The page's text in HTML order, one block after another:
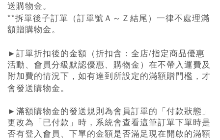
送購物金。
**拆單後子訂單（訂單號Ａ～Ｚ結尾）一律不處理滿
額贈購物金。
► 訂單折扣後的金額（折扣含：全店/指定商品優惠
活動、會員分級默認優惠、購物金）在不帶入運費及
附加費的情況下，如有達到所設定的滿額贈門檻，才
會發送購物金。
► 滿額購物金的發送規則為會員訂單的「付款狀態」
更改為「已付款」時，系統會查看這筆訂單下單時是
否有登入會員、下單的金額是否滿足現在開啟的滿額